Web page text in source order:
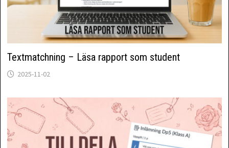
Textmatchning – Läsa rapport som student
2025-11-02